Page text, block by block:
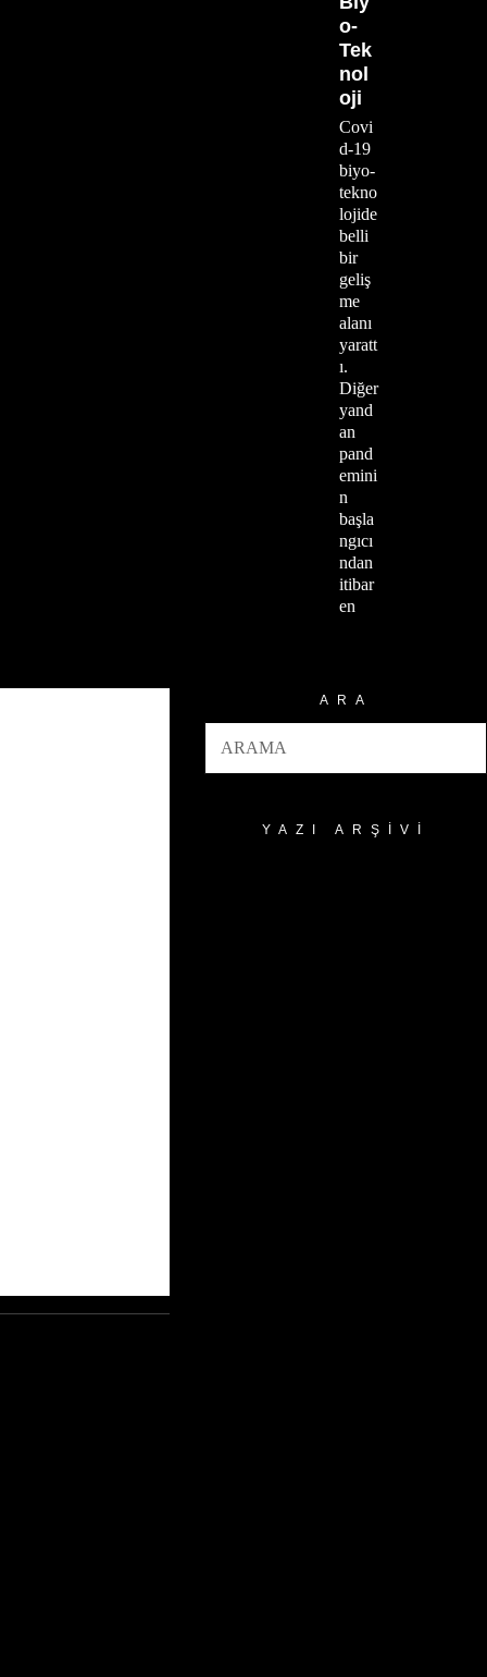
o-
Tek
nol
oji
Covi
d-19
biyo-
tekno
lojide
belli
bir
geliş
me
alanı
yaratt
ı.
Diğer
yand
an
pand
emini
n
başla
ngıcı
ndan
itibar
en
ARA
YAZI ARŞIVI